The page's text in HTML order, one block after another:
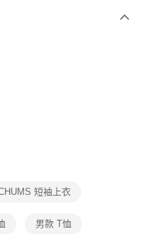
將跳轉至「AFTEE先享後付」
。
中的連結，可透過四大超商／
為交易完成。
結帳頁面顯示為準，若有關於
問，請聯繫「AFTEE先享後付
support/home
先享後付」服務完成之交
費
費
費
短袖上衣
男款 T恤